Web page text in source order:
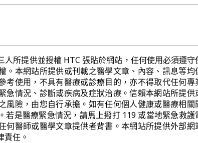
人所提供並授權 HTC 張貼於網站，任何使用必須遵守
。本網站所提供或刊載之醫學文章、內容、訊息等均
考使用，不具有醫療或診療目的，亦不得取代任何專
急情況、診斷或疾病及症狀治療。信賴本網站所提供
風險，由您自行承擔。如有任何個人健康或醫療相關
若是醫療緊急情況，請馬上撥打 119 或當地緊急救護
何醫師或醫學文章提供者背書。本網站所提供外部網
責任。